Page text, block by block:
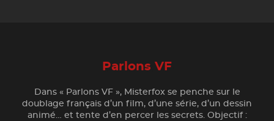
Parlons VF
Dans « Parlons VF », Misterfox se penche sur le
doublage français d’un film, d’une série, d’un dessin
animé… et tente d’en percer les secrets. Objectif :